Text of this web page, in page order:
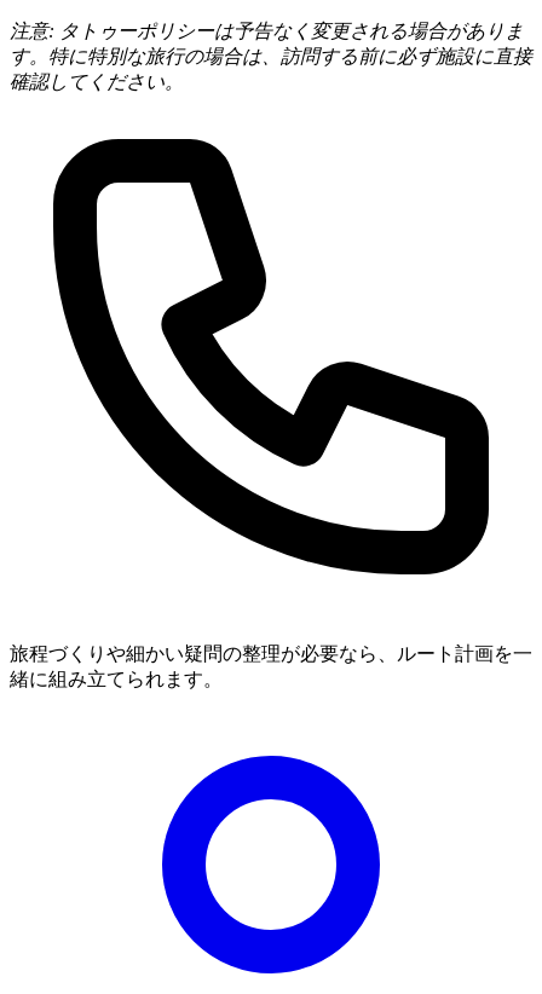
注意: タトゥーポリシーは予告なく変更される場合がありま
す。特に特別な旅行の場合は、訪問する前に必ず施設に直接
確認してください。
旅程づくりや細かい疑問の整理が必要なら、ルート計画を一
緒に組み立てられます。